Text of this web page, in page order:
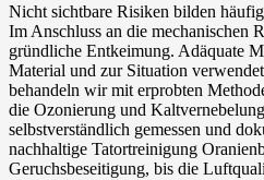
Nicht sichtbare Risiken bilden
Im Anschluss an die mechanischen
gründliche Entkeimung. Adäquate
Material und zur Situation
behandeln wir mit erprobten
die Ozonierung und
selbstverständlich gemessen und
nachhaltige Tatortreinigung
Geruchsbeseitigung, bis die